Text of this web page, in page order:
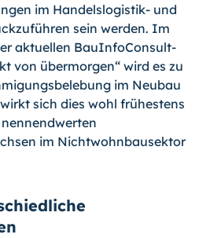
im Handelslogistik- und
sein werden. Im
aktuellen BauInfoConsult-
von übermorgen“ wird es zu
im Neubau
sich dies wohl frühestens
im Nichtwohnbausektor